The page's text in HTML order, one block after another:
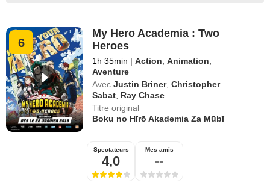
6
My Hero Academia : Two
Heroes
1h 35min | Action ,Animation
Aventure
Avec Justin Briner,Christopher
Sabat Ray Chase
Titre original
Boku no Hīrō Akademia Za Mūbī
Spectateurs
4,0
Mes amis
--